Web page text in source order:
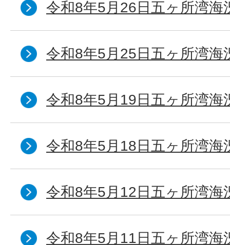
令和8年5月26日五ヶ所湾海
令和8年5月25日五ヶ所湾海
令和8年5月19日五ヶ所湾海
令和8年5月18日五ヶ所湾海
令和8年5月12日五ヶ所湾海
令和8年5月11日五ヶ所湾海